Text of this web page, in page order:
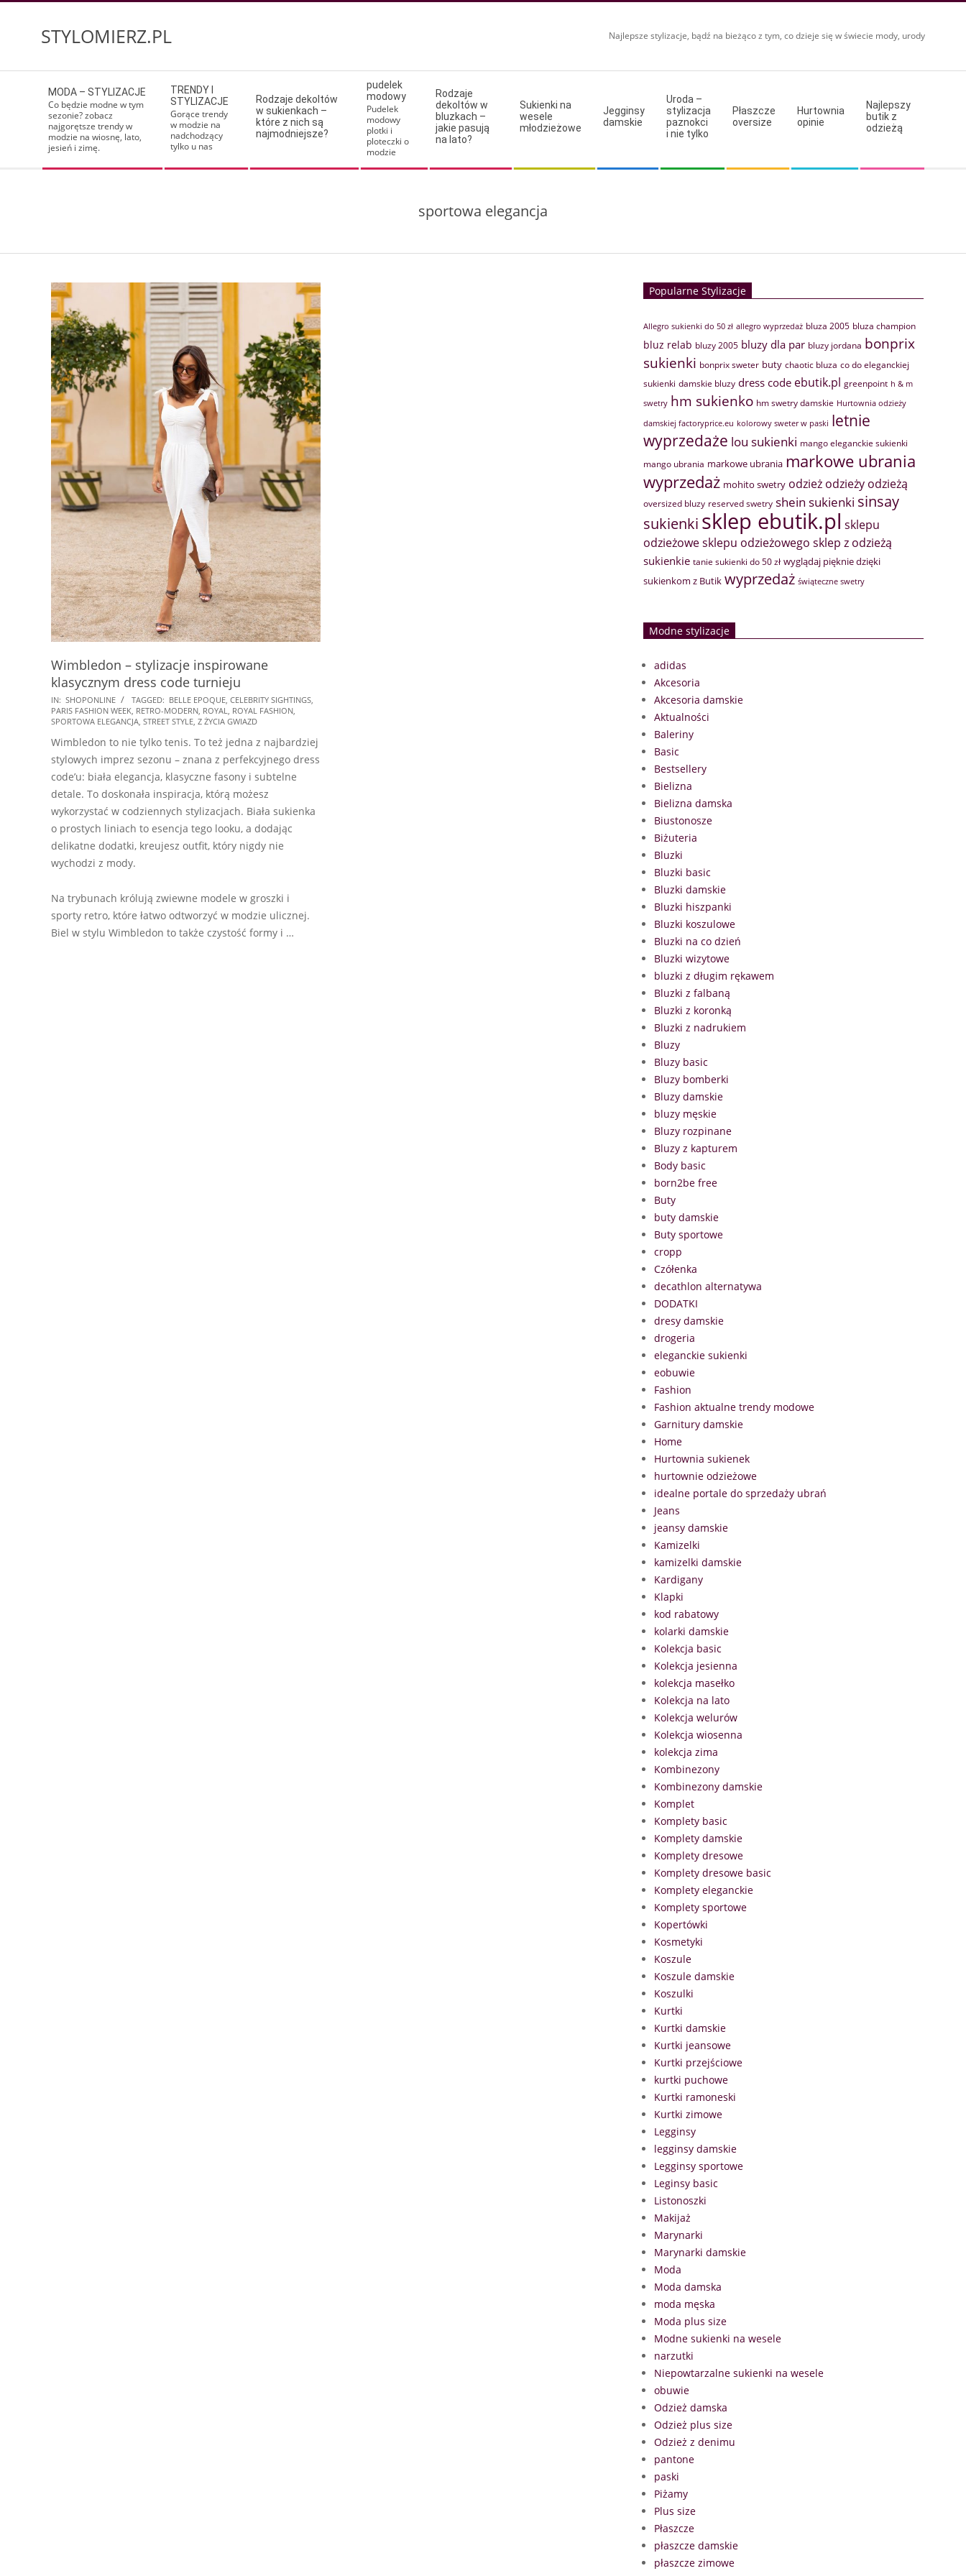
STYLOMIERZ.PL Najlepsze stylizacje, bądź na bieżąco z tym, co dzieje się w świecie mody, urody
Navigation
Menu
MODA – STYLIZACJE
Co będzie modne w tym
sezonie? zobacz
najgorętsze trendy w
modzie na wiosnę, lato,
jesień i zimę.
TRENDY I
STYLIZACJE
Gorące trendy
w modzie na
nadchodzący
tylko u nas
Rodzaje dekoltów
w sukienkach –
które z nich są
najmodniejsze?
pudelek
modowy
Pudelek
modowy
plotki i
ploteczki o
modzie
Rodzaje
dekoltów w
bluzkach –
jakie pasują
na lato?
Sukienki na
wesele
młodzieżowe
Jegginsy
damskie
Uroda –
stylizacja
paznokci
i nie tylko
Płaszcze
oversize
Hurtownia
opinie
Najlepszy
butik z
odzieżą
sportowa elegancja
Wimbledon – stylizacje inspirowane
klasycznym dress code turnieju
2025-
07-
IN: SHOPONLINE TAGGED: BELLE EPOQUE, CELEBRITY SIGHTINGS,
PARIS FASHION WEEK, RETRO-MODERN, ROYAL, ROYAL FASHION,
SPORTOWA ELEGANCJA, STREET STYLE, Z ŻYCIA GWIAZD
Wimbledon to nie tylko tenis. To też jedna z najbardziej
stylowych imprez sezonu – znana z perfekcyjnego dress
code’u: biała elegancja, klasyczne fasony i subtelne
detale. To doskonała inspiracja, którą możesz
wykorzystać w codziennych stylizacjach. Biała sukienka
o prostych liniach to esencja tego looku, a dodając
delikatne dodatki, kreujesz outfit, który nigdy nie
wychodzi z mody.
Na trybunach królują zwiewne modele w groszki i
sporty retro, które łatwo odtworzyć w modzie ulicznej.
Biel w stylu Wimbledon to także czystość formy i …
Popularne Stylizacje
Allegro sukienki do 50 zł allegro wyprzedaż bluza 2005 bluza champion
bluz relab bluzy 2005 bluzy dla par bluzy jordana bonprix
sukienki bonprix sweter buty chaotic bluza co do eleganckiej
sukienki damskie bluzy dress code ebutik.pl greenpoint h & m
swetry hm sukienko hm swetry damskie Hurtownia odzieży
damskiej factoryprice.eu kolorowy sweter w paski letnie
wyprzedaże lou sukienki mango eleganckie sukienki
mango ubrania markowe ubrania markowe ubrania
wyprzedaż mohito swetry odzież odzieży odzieżą
oversized bluzy reserved swetry shein sukienki sinsay
sukienki sklep ebutik.pl sklepu
odzieżowesklepu odzieżowego sklep z odzieżą
sukienkie tanie sukienki do 50 zł wyglądaj pięknie dzięki
sukienkom z Butik wyprzedaż świąteczne swetry
Modne stylizacje
adidas
Akcesoria
Akcesoria damskie
Aktualności
Baleriny
Basic
Bestsellery
Bielizna
Bielizna damska
Biustonosze
Biżuteria
Bluzki
Bluzki basic
Bluzki damskie
Bluzki hiszpanki
Bluzki koszulowe
Bluzki na co dzień
Bluzki wizytowe
bluzki z długim rękawem
Bluzki z falbaną
Bluzki z koronką
Bluzki z nadrukiem
Bluzy
Bluzy basic
Bluzy bomberki
Bluzy damskie
bluzy męskie
Bluzy rozpinane
Bluzy z kapturem
Body basic
born2be free
Buty
buty damskie
Buty sportowe
cropp
Czółenka
decathlon alternatywa
DODATKI
dresy damskie
drogeria
eleganckie sukienki
eobuwie
Fashion
Fashion aktualne trendy modowe
Garnitury damskie
Home
Hurtownia sukienek
hurtownie odzieżowe
idealne portale do sprzedaży ubrań
Jeans
jeansy damskie
Kamizelki
kamizelki damskie
Kardigany
Klapki
kod rabatowy
kolarki damskie
Kolekcja basic
Kolekcja jesienna
kolekcja masełko
Kolekcja na lato
Kolekcja welurów
Kolekcja wiosenna
kolekcja zima
Kombinezony
Kombinezony damskie
Komplet
Komplety basic
Komplety damskie
Komplety dresowe
Komplety dresowe basic
Komplety eleganckie
Komplety sportowe
Kopertówki
Kosmetyki
Koszule
Koszule damskie
Koszulki
Kurtki
Kurtki damskie
Kurtki jeansowe
Kurtki przejściowe
kurtki puchowe
Kurtki ramoneski
Kurtki zimowe
Legginsy
legginsy damskie
Legginsy sportowe
Leginsy basic
Listonoszki
Makijaż
Marynarki
Marynarki damskie
Moda
Moda damska
moda męska
Moda plus size
Modne sukienki na wesele
narzutki
Niepowtarzalne sukienki na wesele
obuwie
Odzież damska
Odzież plus size
Odzież z denimu
pantone
paski
Piżamy
Plus size
Płaszcze
płaszcze damskie
płaszcze zimowe